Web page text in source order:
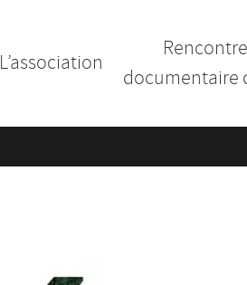
L’association
documentaire